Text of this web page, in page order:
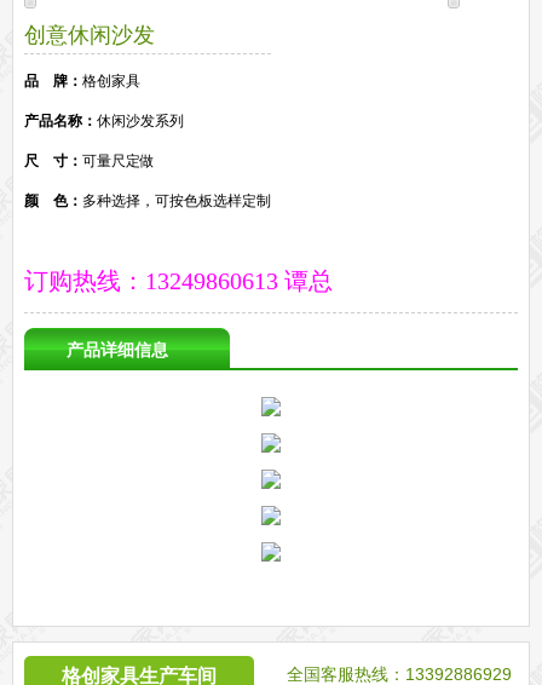
公共区域家具系列
高铁车站候车椅
酒店公寓家具
他们正在使用格创家具
格创动态
行业动态
走进格创家具
创意休闲沙发
品 牌： 格创家具
产品名称： 休闲沙发系列
尺 寸： 可量尺定做
颜 色： 多种选择，可按色板选样定制
订购热线：13249860613 谭总
产品详细信息
格创家具生产车间 全国客服热线：13392886929